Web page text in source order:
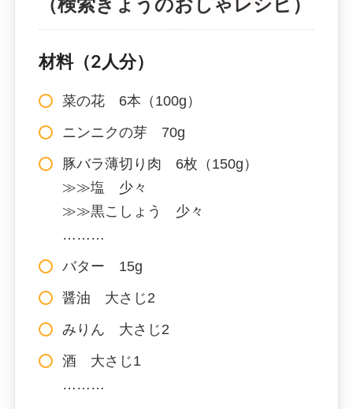
材料（2人分）
菜の花 6本（100g）
ニンニクの芽 70g
豚バラ薄切り肉 6枚（150g）
≫≫塩 少々
≫≫黒こしょう 少々
………
バター 15g
醤油 大さじ2
みりん 大さじ2
酒 大さじ1
………